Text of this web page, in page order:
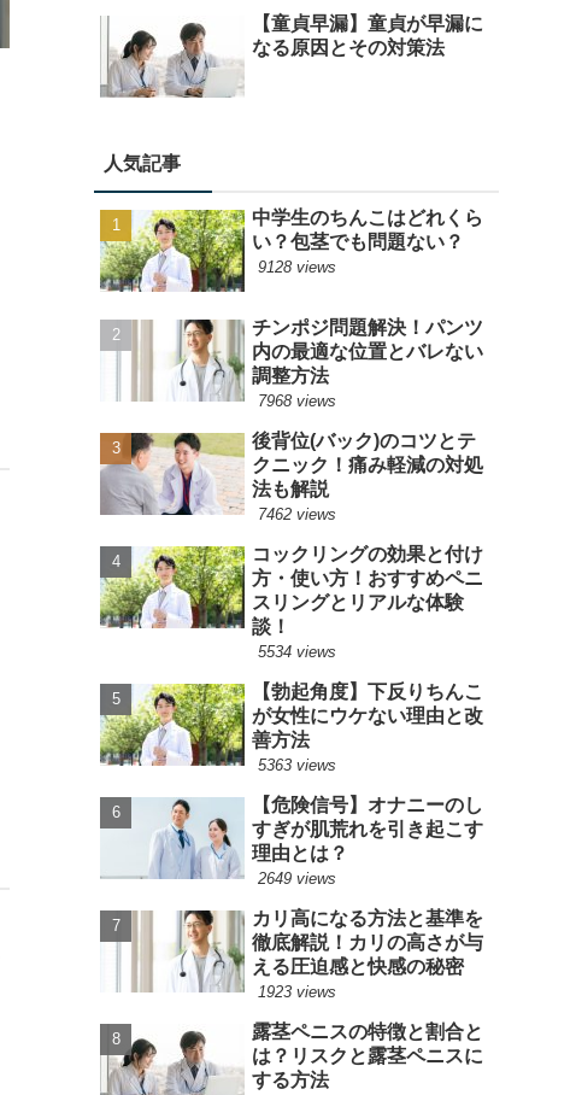
【童貞早漏】童貞が早漏に
なる原因とその対策法
人気記事
中学生のちんこはどれくら
い？包茎でも問題ない？
9128 views
チンポジ問題解決！パンツ
内の最適な位置とバレない
調整方法
7968 views
後背位(バック)のコツとテ
クニック！痛み軽減の対処
法も解説
7462 views
コックリングの効果と付け
方・使い方！おすすめペニ
スリングとリアルな体験
談！
5534 views
【勃起角度】下反りちんこ
が女性にウケない理由と改
善方法
5363 views
【危険信号】オナニーのし
すぎが肌荒れを引き起こす
理由とは？
2649 views
カリ高になる方法と基準を
徹底解説！カリの高さが与
える圧迫感と快感の秘密
1923 views
露茎ペニスの特徴と割合と
は？リスクと露茎ペニスに
する方法